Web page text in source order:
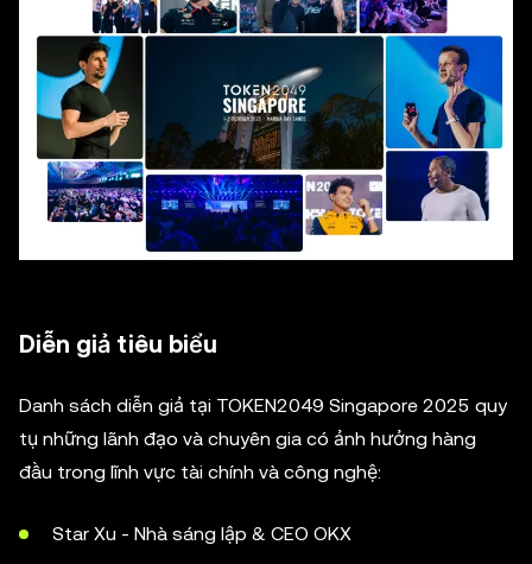
Diễn giả tiêu biểu
Danh sách diễn giả tại TOKEN2049 Singapore 2025 quy
tụ những lãnh đạo và chuyên gia có ảnh hưởng hàng
đầu trong lĩnh vực tài chính và công nghệ:
Star Xu - Nhà sáng lập & CEO OKX